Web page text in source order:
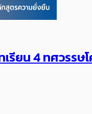
รียน 4 ทศวรร